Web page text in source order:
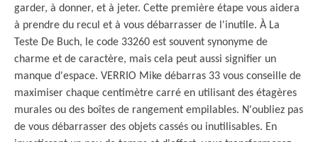
garder, à donner, et à jeter. Cette première étape vous aidera
à prendre du recul et à vous débarrasser de l'inutile. À La
Teste De Buch, le code 33260 est souvent synonyme de
charme et de caractère, mais cela peut aussi signifier un
manque d'espace. VERRIO Mike débarras 33 vous conseille de
maximiser chaque centimètre carré en utilisant des étagères
murales ou des boîtes de rangement empilables. N'oubliez pas
de vous débarrasser des objets cassés ou inutilisables. En